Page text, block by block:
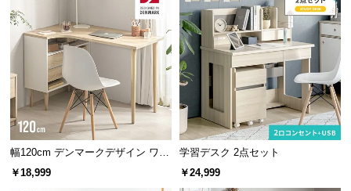
ブ
グ
企
業
情
報
コンパクトなのにゆったり設計
場所をとりすぎないコンパクトなサイズ感ながら、
広々とした作業スペースと豊富な収納を備えていま
す。
幅120cm デンマークデザイン ワー
クデスク
￥18,999
学習デスク 2点セット
￥24,999